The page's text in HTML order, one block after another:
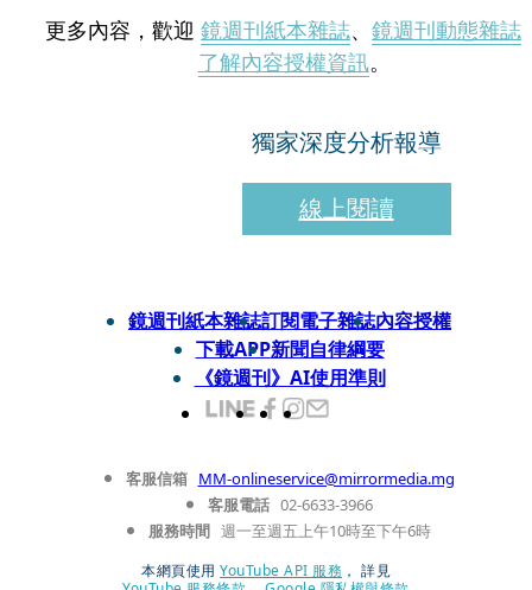
更多內容，歡迎 鏡週刊紙本雜誌、 鏡週刊動態雜誌
了解內容授權資訊。
獨家深度分析報導
線上閱讀
鏡週刊紙本雜誌訂閱電子雜誌內容授權
下載APP新聞自律綱要
《鏡週刊》AI使用準則
客服信箱 MM-onlineservice@mirrormedia.mg
客服電話 02-6633-3966
服務時間 週一至週五上午10時至下午6時
本網頁使用 YouTube API 服務 ， 詳見